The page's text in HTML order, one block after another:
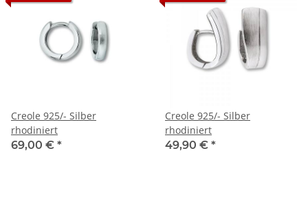
Creole 925/- Silber
rhodiniert
69,00 € *
Creole 925/- Silber
rhodiniert
49,90 € *